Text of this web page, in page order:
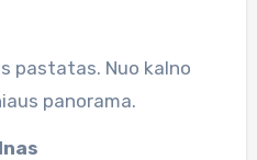
pastatas. Nuo kalno
panorama.